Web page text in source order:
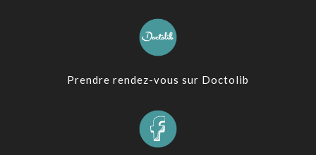
Prendre rendez-vous sur Doctolib